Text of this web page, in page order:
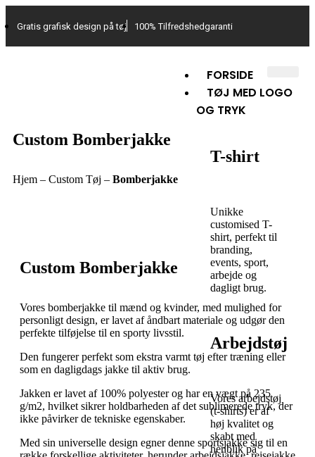
Gratis grafisk design på tøj 100% Tilfredshedgaranti
FORSIDE
TØJ MED LOGO
OG TRYK
T-shirt
Unikke
customised T-
shirt, perfekt til
branding,
events, sport,
arbejde og
dagligt brug.
Arbejdstøj
Vores arbejdstøj
(t-shirts) er af
høj kvalitet og
skabt med
henblik på
Custom Bomberjakke
Hjem – Custom Tøj – Bomberjakke
Custom Bomberjakke
Vores bomberjakke til mænd og kvinder, med mulighed for
personligt design, er lavet af åndbart materiale og udgør den
perfekte tilføjelse til en sporty livsstil.
Den fungerer perfekt som ekstra varmt tøj efter træning eller
som en dagligdags jakke til aktiv brug.
Jakken er lavet af 100% polyester og har en vægt på 235
g/m2, hvilket sikrer holdbarheden af det sublimerede tryk, der
ikke påvirker de tekniske egenskaber.
Med sin universelle design egner denne sportsjakke sig til en